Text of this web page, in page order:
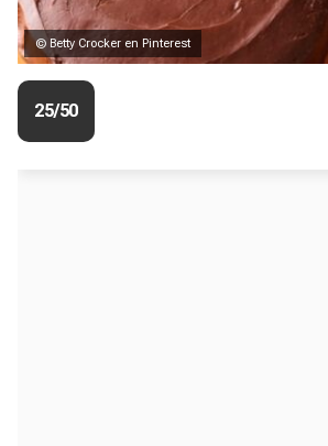
© Betty Crocker en Pinterest
25/50